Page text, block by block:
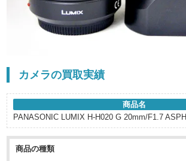
カメラの買取実績
商品名
PANASONIC LUMIX H-H020 G 20mm/F1.7 ASPH
商品の種類